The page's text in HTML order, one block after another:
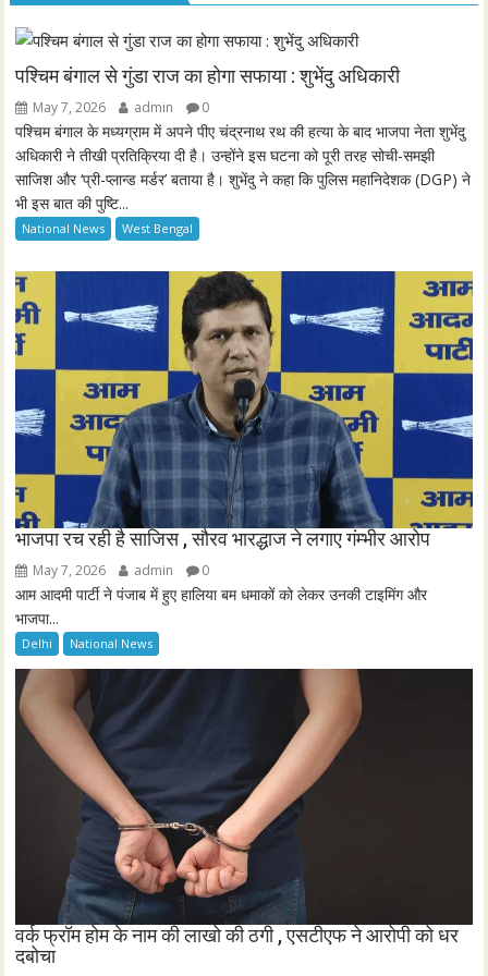
n
s
l
s
e
n
पश्चिम बंगाल से गुंडा राज का होगा सफाया : शुभेंदु अधिकारी
May 7, 2026 admin 0
पश्चिम बंगाल के मध्यग्राम में अपने पीए चंद्रनाथ रथ की हत्या के बाद भाजपा नेता शुभेंदु
अधिकारी ने तीखी प्रतिक्रिया दी है। उन्होंने इस घटना को पूरी तरह सोची-समझी
साजिश और ‘प्री-प्लान्ड मर्डर’ बताया है। शुभेंदु ने कहा कि पुलिस महानिदेशक (DGP) ने
भी इस बात की पुष्टि...
National News West Bengal
भाजपा रच रही है साजिस , सौरव भारद्धाज ने लगाए गंम्भीर आरोप
May 7, 2026 admin 0
आम आदमी पार्टी ने पंजाब में हुए हालिया बम धमाकों को लेकर उनकी टाइमिंग और
भाजपा...
Delhi National News
वर्क फ्रॉम होम के नाम की लाखो की ठगी , एसटीएफ ने आरोपी को धर
दबोचा